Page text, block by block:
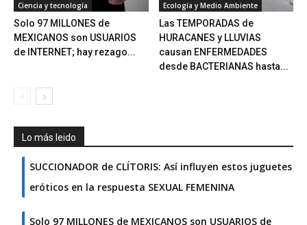
Ciencia y tecnología
Solo 97 MILLONES de
MEXICANOS son USUARIOS
de INTERNET; hay rezago...
Ecología y Medio Ambiente
Las TEMPORADAS de
HURACANES y LLUVIAS
causan ENFERMEDADES
desde BACTERIANAS hasta...
Lo más leido
SUCCIONADOR de CLÍTORIS: Así influyen estos juguetes
eróticos en la respuesta SEXUAL FEMENINA
Solo 97 MILLONES de MEXICANOS son USUARIOS de